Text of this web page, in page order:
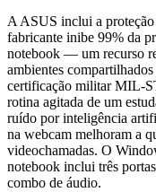
A ASUS inclui a
fabricante inibe 99% da
notebook — um recurso
ambientes
certificação militar MIL-
rotina agitada de um
ruído por inteligência
na webcam melhoram a
videochamadas. O
notebook inclui três
combo de áudio.